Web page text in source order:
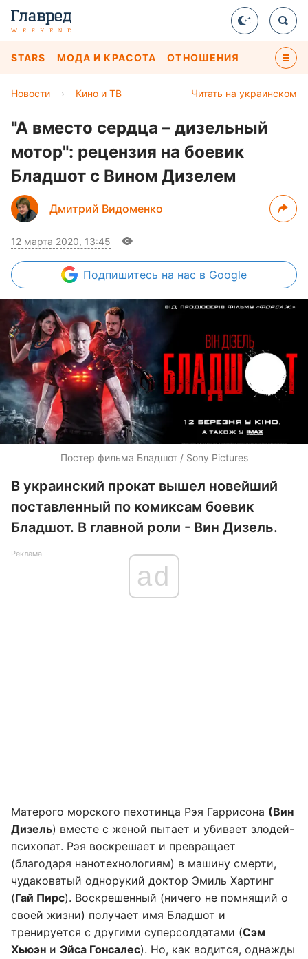
STARS МОДА И КРАСОТА ОТНОШЕНИЯ
Читать на украинском
Новости › Кино и ТВ
"А вместо сердца – дизельный
мотор": рецензия на боевик
Бладшот с Вином Дизелем
Дмитрий Видоменко
12 марта 2020, 13:45
Подпишитесь на нас в Google
Постер фильма Бладшот / Sony Pictures
В украинский прокат вышел новейший
поставленный по комиксам боевик
Бладшот. В главной роли - Вин Дизель.
Реклама
ad
Матерого морского пехотинца Рэя Гаррисона (Вин
Дизель) вместе с женой пытает и убивает злодей-
психопат. Рэя воскрешает и превращает
(благодаря нанотехнологиям) в машину смерти,
чудаковатый однорукий доктор Эмиль Хартинг
(Гай Пирс). Воскрешенный (ничего не помнящий о
своей жизни) получает имя Бладшот и
тренируется с другими суперсолдатами (Сэм
Хьюэн и Эйса Гонсалес). Но, как водится, однажды